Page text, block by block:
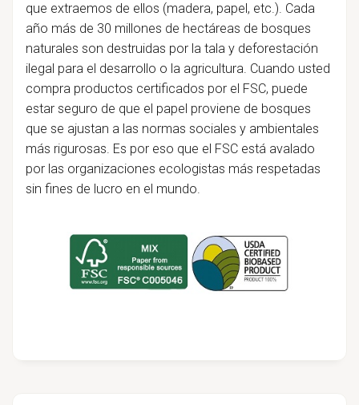
que extraemos de ellos (madera, papel, etc.). Cada
año más de 30 millones de hectáreas de bosques
naturales son destruidas por la tala y deforestación
ilegal para el desarrollo o la agricultura. Cuando usted
compra productos certificados por el FSC, puede
estar seguro de que el papel proviene de bosques
que se ajustan a las normas sociales y ambientales
más rigurosas. Es por eso que el FSC está avalado
por las organizaciones ecologistas más respetadas
sin fines de lucro en el mundo.